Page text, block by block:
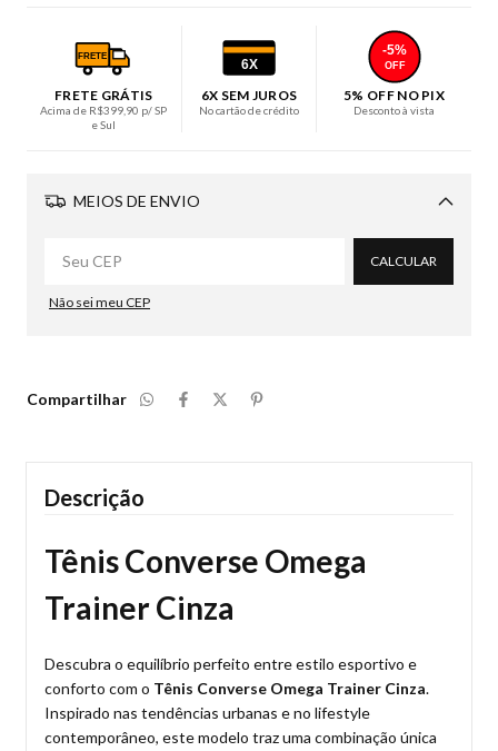
FRETE
FRETE GRÁTIS
Acima de R$399,90 p/ SP
e Sul
6X
6X SEM JUROS
No cartão de crédito
-5%
OFF
5% OFF NO PIX
Desconto à vista
MEIOS DE ENVIO
Alterar CEP
CALCULAR
Não sei meu CEP
Compartilhar
Descrição
Tênis Converse Omega
Trainer Cinza
Descubra o equilíbrio perfeito entre estilo esportivo e
conforto com o Tênis Converse Omega Trainer Cinza.
Inspirado nas tendências urbanas e no lifestyle
contemporâneo, este modelo traz uma combinação única